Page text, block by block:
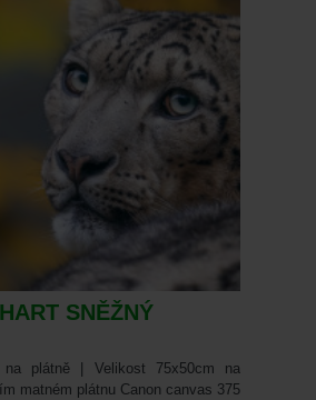
SNĚŽNÝ
na plátně | Velikost 75x50cm na
matném plátnu Canon canvas 375